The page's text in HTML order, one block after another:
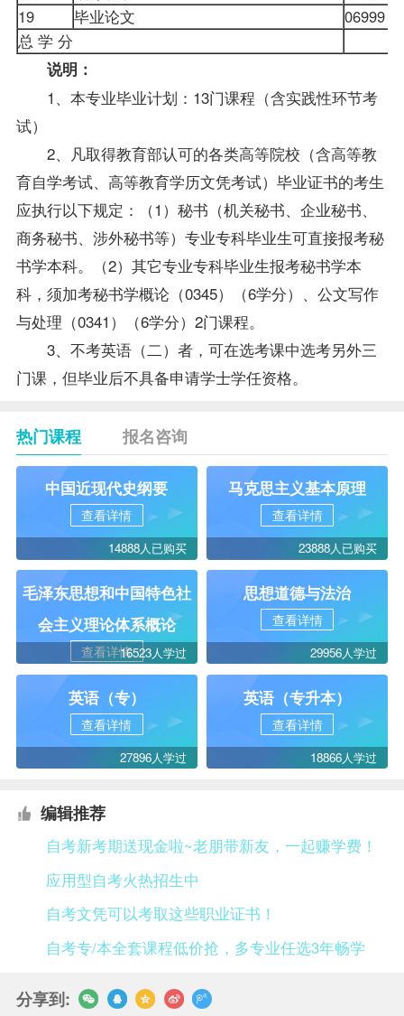
19
毕业论文
06999
总 学 分
说明：
1、本专业毕业计划：13门课程（含实践性环节考
试）
2、凡取得教育部认可的各类高等院校（含高等教
育自学考试、高等教育学历文凭考试）毕业证书的考生
应执行以下规定：（1）秘书（机关秘书、企业秘书、
商务秘书、涉外秘书等）专业专科毕业生可直接报考秘
书学本科。（2）其它专业专科毕业生报考秘书学本
科，须加考秘书学概论（0345）（6学分）、 公文写作
与处理 （0341）（6学分）2门课程。
3、不考英语（二）者，可在选考课中选考另外三
门课，但毕业后不具备申请学士学任资格。
热门课程 报名咨询
中国近现代史纲要
查看详情
14888人已购买
马克思主义基本原理
查看详情
23888人已购买
毛泽东思想和中国特色社
会主义理论体系概论
查看详情16523人学过
思想道德与法治
查看详情
29956人学过
英语（专）
查看详情
27896人学过
英语（专升本）
查看详情
18866人学过
编辑推荐
自考新考期送现金啦~老朋带新友，一起赚学费！
应用型自考火热招生中
自考文凭可以考取这些职业证书！
自考专/本全套课程低价抢，多专业任选3年畅学
分享到: